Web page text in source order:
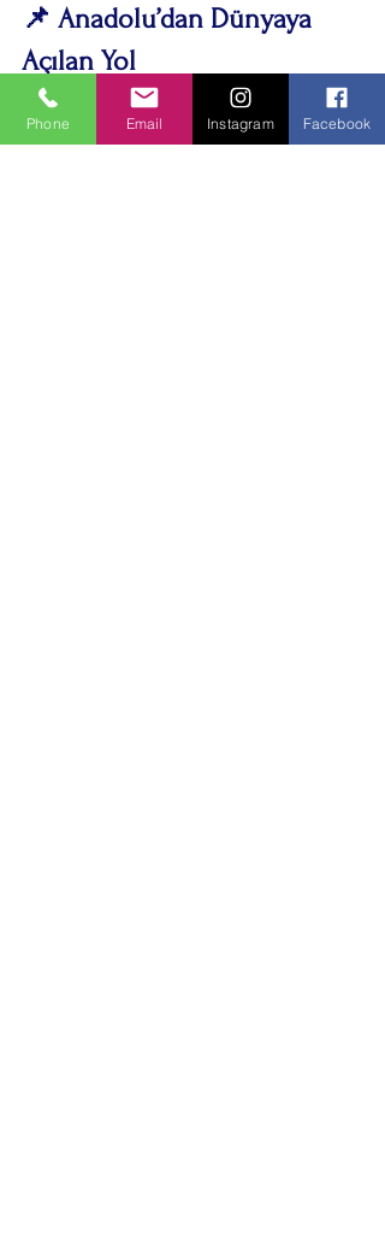
📌 Anadolu’dan Dünyaya
Açılan Yol
Kırşehir’den başlayan bu kültür
yolculuğunun, ilerleyen süreçte
Phone Email Instagram Facebook